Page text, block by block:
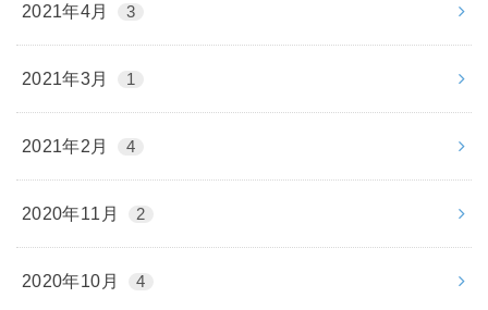
2021年4月 3
2021年3月 1
2021年2月 4
2020年11月 2
2020年10月 4